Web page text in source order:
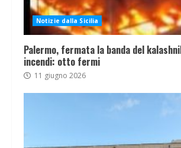
Notizie dalla Sicilia
Palermo, fermata la banda del
incendi: otto fermi
11 giugno 2026